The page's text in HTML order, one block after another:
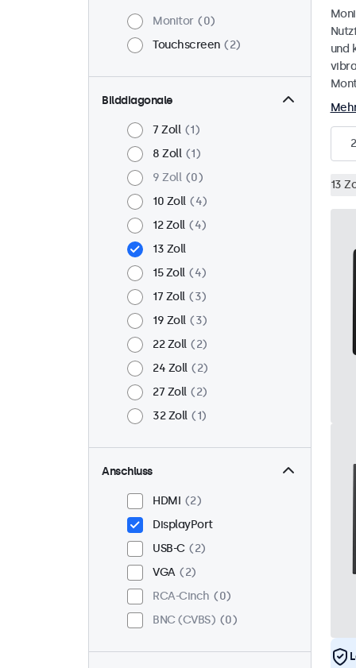
Monitor
0
Touchscreen
2
Bilddiagonale
7 Zoll
1
8 Zoll
1
9 Zoll
0
10 Zoll
4
12 Zoll
4
13 Zoll
15 Zoll
4
17 Zoll
3
19 Zoll
3
22 Zoll
2
24 Zoll
2
27 Zoll
2
32 Zoll
1
Anschluss
HDMI
2
DisplayPort
USB-C
2
VGA
2
RCA-Cinch
0
BNC (CVBS)
0
und
2
13